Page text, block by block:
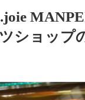
ショップ